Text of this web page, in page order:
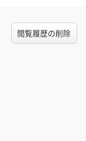
閲覧履歴の削除